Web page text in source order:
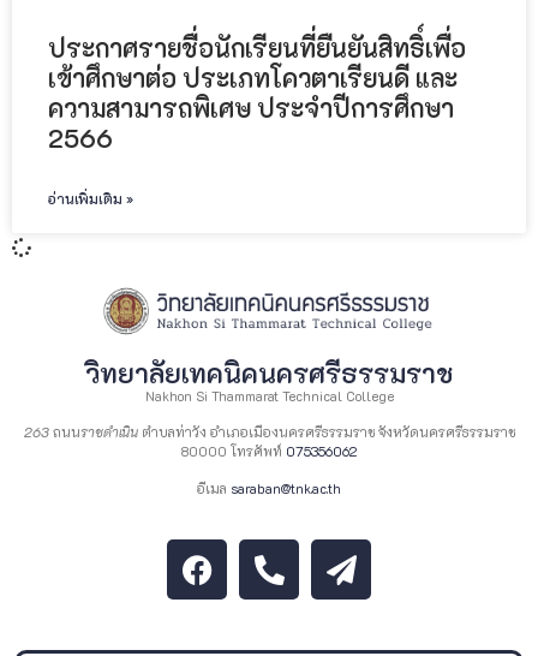
ประกาศรายชื่อนักเรียนที่ยืนยันสิทธิ์เพื่อ
เข้าศึกษาต่อ ประเภทโควตาเรียนดี และ
ความสามารถพิเศษ ประจำปีการศึกษา
2566
อ่านเพิ่มเติม »
วิทยาลัยเทคนิคนครศรีธรรมราช
Nakhon Si Thammarat Technical College
263ถนนราชดำเนินตำบลท่าวัง อำเภอเมืองนครศรีธรรมราช จังหวัดนครศรีธรรมราช
80000 โทรศัพท์ 075356062
อีเมล saraban@tnk.ac.th